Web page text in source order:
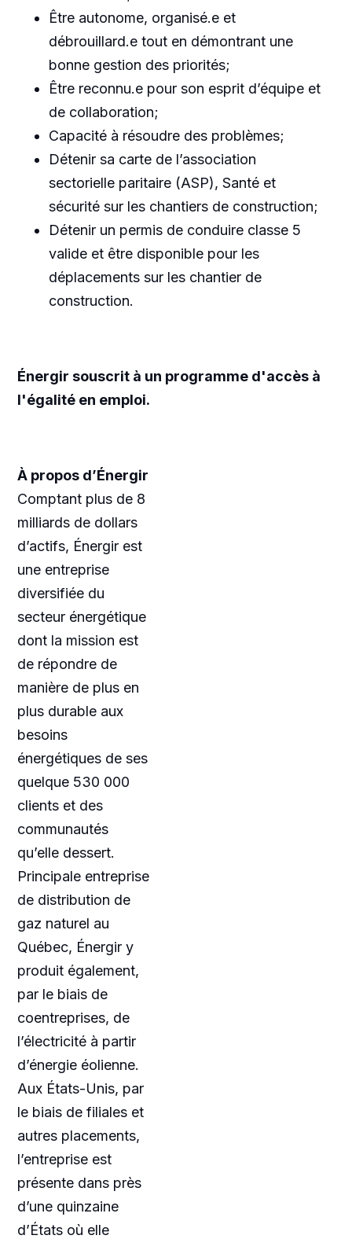
Être autonome, organisé.e et
débrouillard.e tout en démontrant une
bonne gestion des priorités;
Être reconnu.e pour son esprit d’équipe et
de collaboration;
Capacité à résoudre des problèmes;
Détenir sa carte de l’association
sectorielle paritaire (ASP), Santé et
sécurité sur les chantiers de construction;
Détenir un permis de conduire classe 5
valide et être disponible pour les
déplacements sur les chantier de
construction.
Énergir souscrit à un programme d'accès à
l'égalité en emploi.
À propos d’Énergir
Comptant plus de 8
milliards de dollars
d’actifs, Énergir est
une entreprise
diversifiée du
secteur énergétique
dont la mission est
de répondre de
manière de plus en
plus durable aux
besoins
énergétiques de ses
quelque 530 000
clients et des
communautés
qu’elle dessert.
Principale entreprise
de distribution de
gaz naturel au
Québec, Énergir y
produit également,
par le biais de
coentreprises, de
l’électricité à partir
d’énergie éolienne.
Aux États-Unis, par
le biais de filiales et
autres placements,
l’entreprise est
présente dans près
d’une quinzaine
d’États où elle